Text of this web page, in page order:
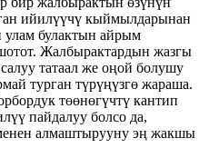
ийилүүчү кыймылдарынан
улам булактын айрым
Жалбырактардын жазгы
татаал же оңой болушу
турган түрүңүзгө жараша.
төөнөгүчтү кантип
пайдалуу болсо да,
алмаштырууну эң жакшы